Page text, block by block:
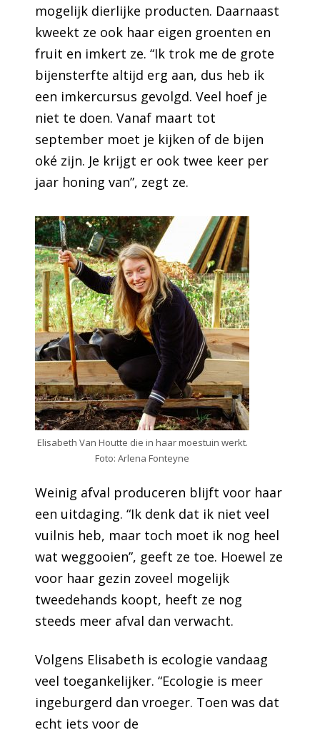
mogelijk dierlijke producten. Daarnaast
kweekt ze ook haar eigen groenten en
fruit en imkert ze. “Ik trok me de grote
bijensterfte altijd erg aan, dus heb ik
een imkercursus gevolgd. Veel hoef je
niet te doen. Vanaf maart tot
september moet je kijken of de bijen
oké zijn. Je krijgt er ook twee keer per
jaar honing van”, zegt ze.
Elisabeth Van Houtte die in haar moestuin werkt.
Foto: Arlena Fonteyne
Weinig afval produceren blijft voor haar
een uitdaging. “Ik denk dat ik niet veel
vuilnis heb, maar toch moet ik nog heel
wat weggooien”, geeft ze toe. Hoewel ze
voor haar gezin zoveel mogelijk
tweedehands koopt, heeft ze nog
steeds meer afval dan verwacht.
Volgens Elisabeth is ecologie vandaag
veel toegankelijker. “Ecologie is meer
ingeburgerd dan vroeger. Toen was dat
echt iets voor de